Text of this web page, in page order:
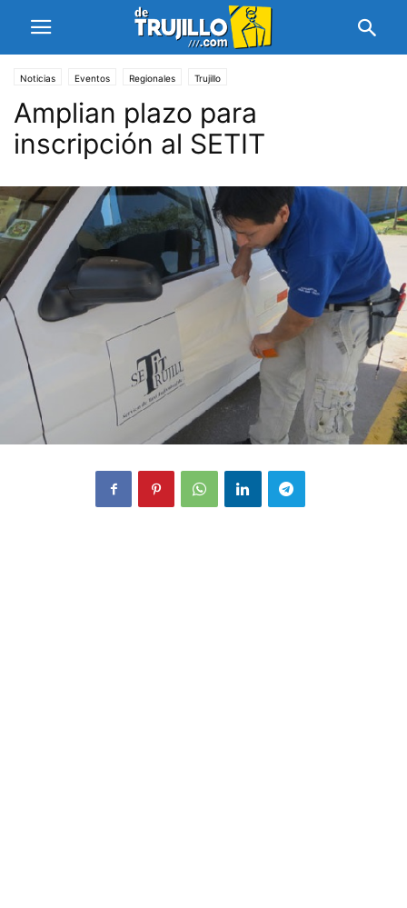
Noticias Eventos Regionales Trujillo
Amplian plazo para
inscripción al SETIT